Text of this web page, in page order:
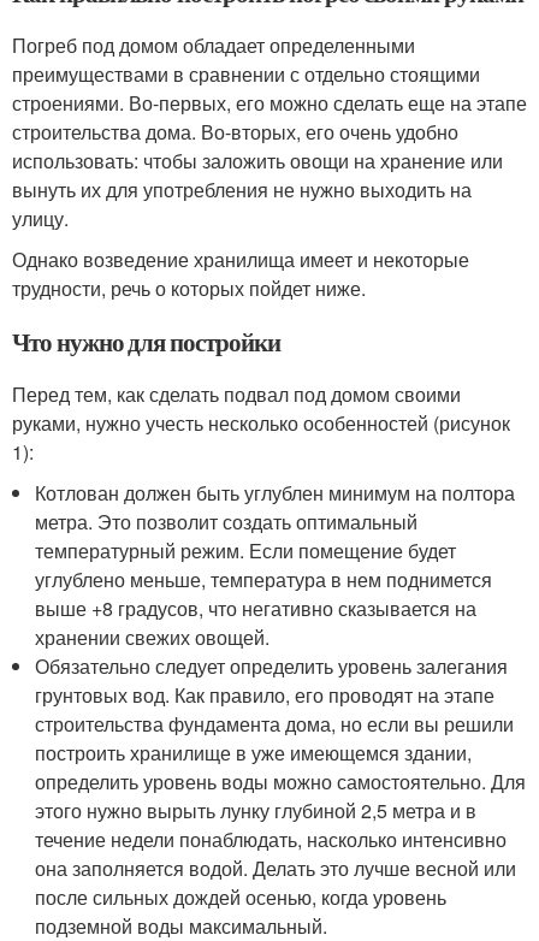
Погреб под домом обладает определенными
преимуществами в сравнении с отдельно стоящими
строениями. Во-первых, его можно сделать еще на этапе
строительства дома. Во-вторых, его очень удобно
использовать: чтобы заложить овощи на хранение или
вынуть их для употребления не нужно выходить на
улицу.
Однако возведение хранилища имеет и некоторые
трудности, речь о которых пойдет ниже.
Что нужно для постройки
Перед тем, как сделать подвал под домом своими
руками, нужно учесть несколько особенностей (рисунок
1):
Котлован должен быть углублен минимум на полтора
метра. Это позволит создать оптимальный
температурный режим. Если помещение будет
углублено меньше, температура в нем поднимется
выше +8 градусов, что негативно сказывается на
хранении свежих овощей.
Обязательно следует определить уровень залегания
грунтовых вод. Как правило, его проводят на этапе
строительства фундамента дома, но если вы решили
построить хранилище в уже имеющемся здании,
определить уровень воды можно самостоятельно. Для
этого нужно вырыть лунку глубиной 2,5 метра и в
течение недели понаблюдать, насколько интенсивно
она заполняется водой. Делать это лучше весной или
после сильных дождей осенью, когда уровень
подземной воды максимальный.